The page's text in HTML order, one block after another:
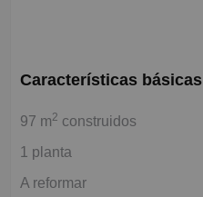
Características básicas
97 m2 construidos
1 planta
A reformar